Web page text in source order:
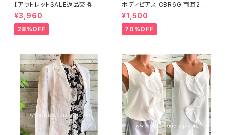
【アウトレットSALE返品交換不
可8/20まで】つば広サマーハッ
ト・通気性・軽量 ワイヤー入りハ
ット ボーダー＆BIGリボン・女優
帽 UV/紫外線対策 レディースハ
¥3,960
28%OFF
ボディピアス CBR6G 両耳2個
セット 1ボール ネジ式 簡単脱着
サージカルステンレス NY直輸
入
¥1,500
70%OFF